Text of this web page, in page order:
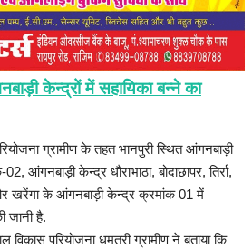
केन्द्रों में सहायिका बन्ने का
ग्रामीण के तहत भानपुरी स्थित आंगनबाड़ी
केन्द्र धौराभाठा, बोदाछापर, तिर्रा,
खरेंगा के आंगनबाड़ी केन्द्र क्रमांक 01 में
जानी है.
विकास परियोजना धमतरी ग्रामीण ने बताया कि